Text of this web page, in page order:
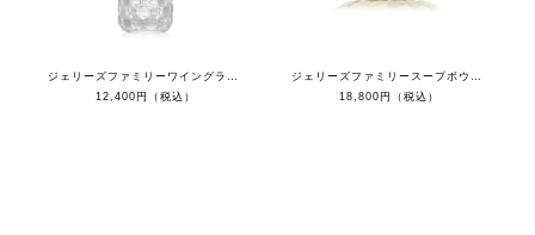
ジェリーズファミリーワイングラス（４個セット）
12,400円（税込）
ジェリーズファミリースープボウル（４枚セット）
18,800円（税込）